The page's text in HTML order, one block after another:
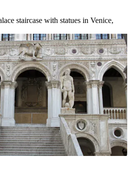
staircase with statues in Venice,